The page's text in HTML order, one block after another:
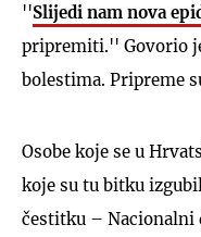
''Slijedi nam nova
pripremiti.'' Govorio
bolestima. Pripreme
Osobe koje se u
koje su tu bitku
čestitku – Nacionalni